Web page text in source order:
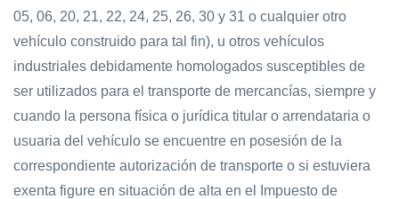
05, 06, 20, 21, 22, 24, 25, 26, 30 y 31 o cualquier otro
vehículo construido para tal fin), u otros vehículos
industriales debidamente homologados susceptibles de
ser utilizados para el transporte de mercancías, siempre y
cuando la persona física o jurídica titular o arrendataria o
usuaria del vehículo se encuentre en posesión de la
correspondiente autorización de transporte o si estuviera
exenta figure en situación de alta en el Impuesto de